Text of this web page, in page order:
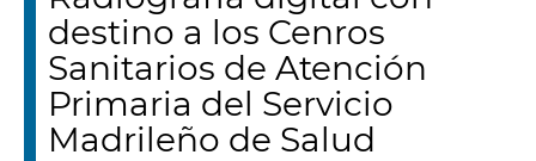
destino a los Cenros
Sanitarios de Atención
Primaria del Servicio
Madrileño de Salud